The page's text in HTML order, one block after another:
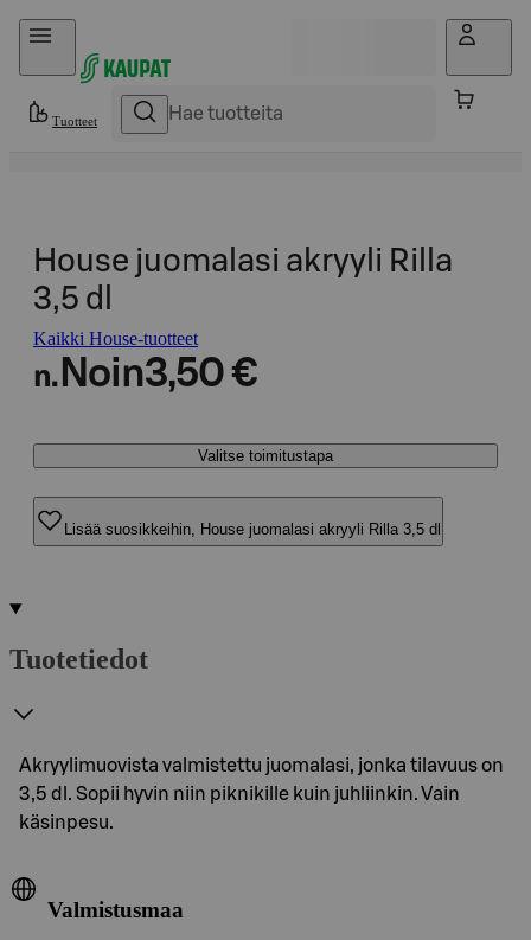
Hyppää sisältöön
Tuotteet
House juomalasi akryyli Rilla
3,5 dl
Kaikki House-tuotteet
n. Noin3,50 €
Valitse toimitustapa
Lisää suosikkeihin, House juomalasi akryyli Rilla 3,5 dl
Tuotetiedot
Akryylimuovista valmistettu juomalasi, jonka tilavuus on
3,5 dl. Sopii hyvin niin piknikille kuin juhliinkin. Vain
käsinpesu.
Valmistusmaa